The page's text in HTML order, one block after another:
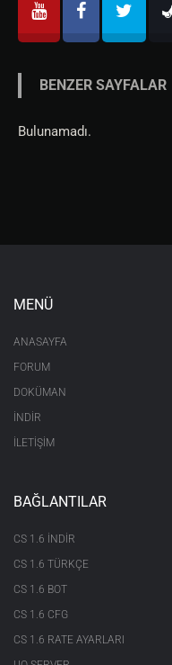
BENZER SAYFALAR
Bulunamadı.
MENÜ
ANASAYFA
FORUM
DOKÜMAN
İNDİR
İLETİŞİM
BAĞLANTILAR
CS 1.6 INDIR
CS 1.6 TÜRKÇE
CS 1.6 BOT
CS 1.6 CFG
CS 1.6 RATE AYARLARI